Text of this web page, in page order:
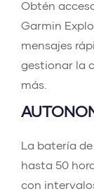
Obtén
Garmin
mensajes
gestionar la
más.
La batería
hasta 50
con